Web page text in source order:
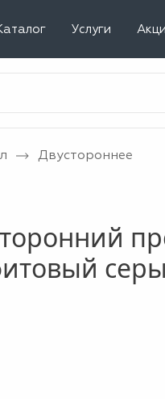
Услуги
Двустороннее